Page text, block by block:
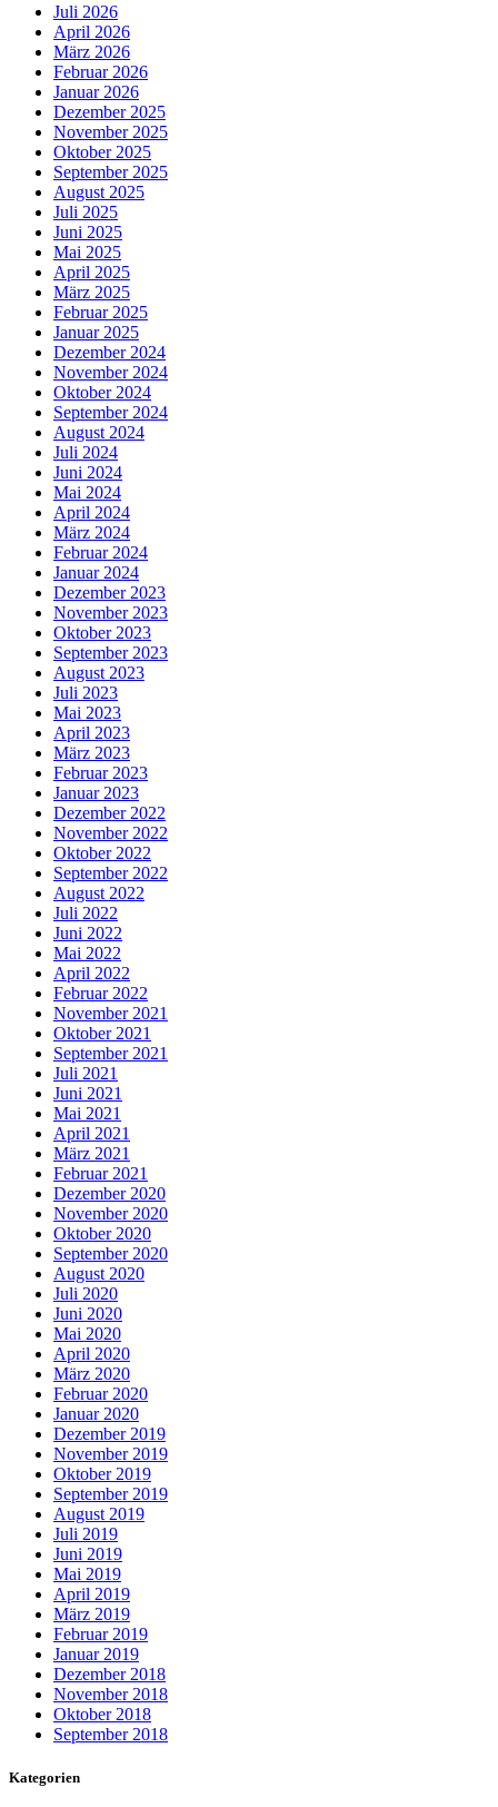
Juli 2026
April 2026
März 2026
Februar 2026
Januar 2026
Dezember 2025
November 2025
Oktober 2025
September 2025
August 2025
Juli 2025
Juni 2025
Mai 2025
April 2025
März 2025
Februar 2025
Januar 2025
Dezember 2024
November 2024
Oktober 2024
September 2024
August 2024
Juli 2024
Juni 2024
Mai 2024
April 2024
März 2024
Februar 2024
Januar 2024
Dezember 2023
November 2023
Oktober 2023
September 2023
August 2023
Juli 2023
Mai 2023
April 2023
März 2023
Februar 2023
Januar 2023
Dezember 2022
November 2022
Oktober 2022
September 2022
August 2022
Juli 2022
Juni 2022
Mai 2022
April 2022
Februar 2022
November 2021
Oktober 2021
September 2021
Juli 2021
Juni 2021
Mai 2021
April 2021
März 2021
Februar 2021
Dezember 2020
November 2020
Oktober 2020
September 2020
August 2020
Juli 2020
Juni 2020
Mai 2020
April 2020
März 2020
Februar 2020
Januar 2020
Dezember 2019
November 2019
Oktober 2019
September 2019
August 2019
Juli 2019
Juni 2019
Mai 2019
April 2019
März 2019
Februar 2019
Januar 2019
Dezember 2018
November 2018
Oktober 2018
September 2018
Kategorien